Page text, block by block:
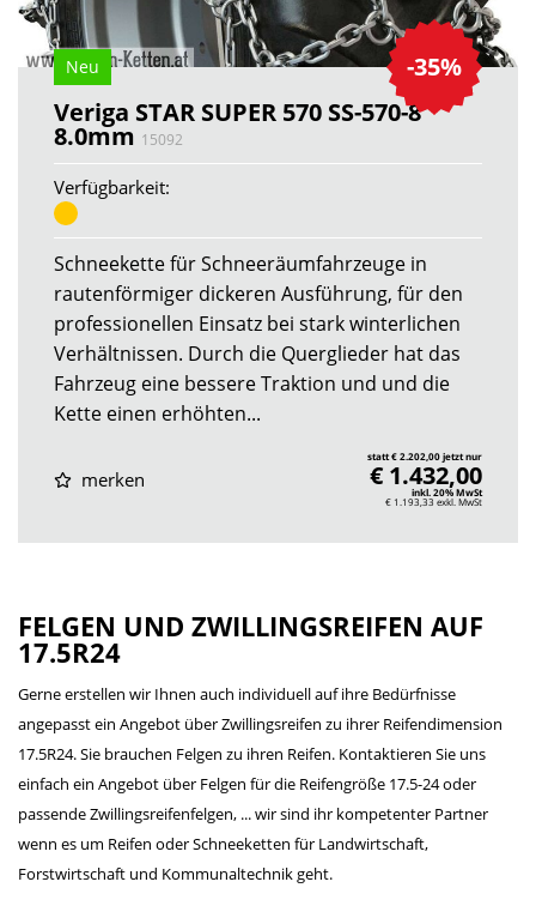
-35%
Neu
Veriga STAR SUPER 570 SS-570-8
8.0mm 15092
Verfügbarkeit:
Schneekette für Schneeräumfahrzeuge in
rautenförmiger dickeren Ausführung, für den
professionellen Einsatz bei stark winterlichen
Verhältnissen. Durch die Querglieder hat das
Fahrzeug eine bessere Traktion und und die
Kette einen erhöhten...
merken
statt € 2.202,00 jetzt nur
€ 1.432,00
inkl. 20% MwSt
€ 1.193,33 exkl. MwSt
FELGEN UND ZWILLINGSREIFEN AUF
17.5R24
Gerne erstellen wir Ihnen auch individuell auf ihre Bedürfnisse
angepasst ein Angebot über Zwillingsreifen zu ihrer Reifendimension
17.5R24. Sie brauchen Felgen zu ihren Reifen. Kontaktieren Sie uns
einfach ein Angebot über Felgen für die Reifengröße 17.5-24 oder
passende Zwillingsreifenfelgen, ... wir sind ihr kompetenter Partner
wenn es um Reifen oder Schneeketten für Landwirtschaft,
Forstwirtschaft und Kommunaltechnik geht.